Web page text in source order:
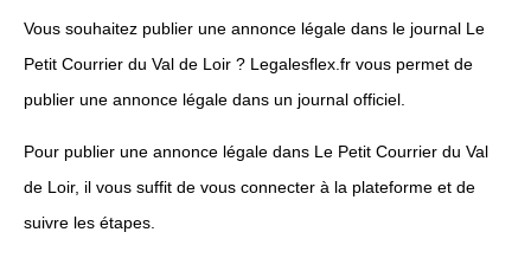
Vous souhaitez publier une annonce légale dans le journal Le
Petit Courrier du Val de Loir ? Legalesflex.fr vous permet de
publier une annonce légale dans un journal officiel.
Pour publier une annonce légale dans Le Petit Courrier du Val
de Loir, il vous suffit de vous connecter à la plateforme et de
suivre les étapes.